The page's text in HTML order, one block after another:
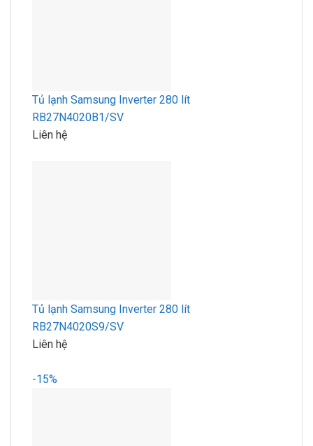
Tủ lạnh Samsung Inverter 280 lít
RB27N4020B1/SV
Liên hệ
Tủ lạnh Samsung Inverter 280 lít
RB27N4020S9/SV
Liên hệ
-15%